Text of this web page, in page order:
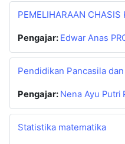
PEMELIHARAAN CHASIS
Pengajar: Edwar Anas
Pendidikan Pancasila
Pengajar: Nena Ayu Putri
Statistika matematika